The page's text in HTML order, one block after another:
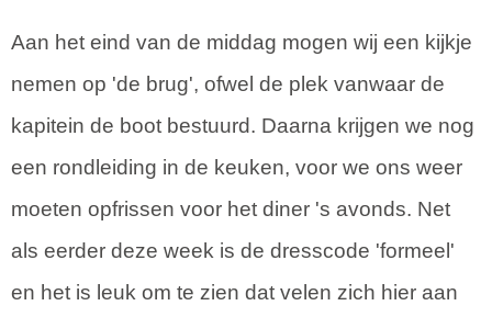
Aan het eind van de middag mogen wij een kijkje
nemen op 'de brug', ofwel de plek vanwaar de
kapitein de boot bestuurd. Daarna krijgen we nog
een rondleiding in de keuken, voor we ons weer
moeten opfrissen voor het diner 's avonds. Net
als eerder deze week is de dresscode 'formeel'
en het is leuk om te zien dat velen zich hier aan